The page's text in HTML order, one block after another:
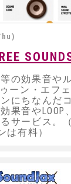
の効果音や
ーン・エフ
にちなんだ
果音やLOOP
サービス。
は有料）